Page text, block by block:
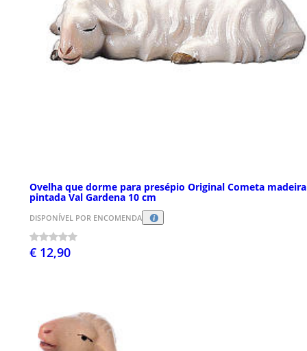
Ovelha que dorme para presépio Original Cometa madeira
pintada Val Gardena 10 cm
DISPONÍVEL POR ENCOMENDA
€ 12,90